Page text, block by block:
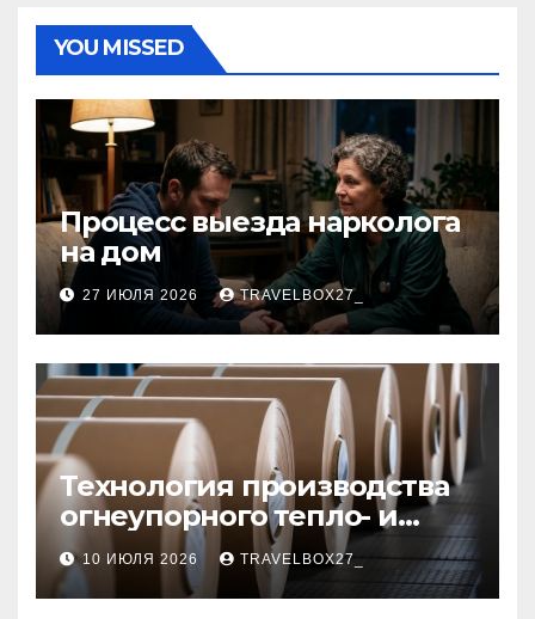
YOU MISSED
Процесс выезда нарколога
на дом
27 ИЮЛЯ 2026 TRAVELBOX27_
Технология производства
огнеупорного тепло- и
звукоизоляционного
картона из
муллитокремнеземистого
10 ИЮЛЯ 2026 TRAVELBOX27_